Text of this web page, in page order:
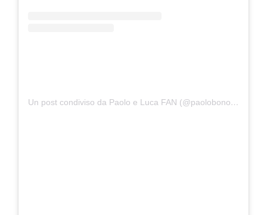
Un post condiviso da Paolo e Luca FAN (@paolobonolis.lucalaurenti)